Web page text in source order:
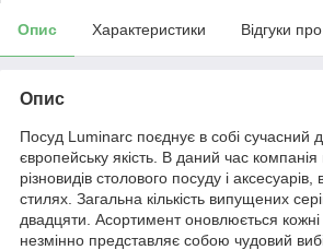
Опис Характеристики Відгуки
Опис
Посуд Luminarc поєднує в собі сучасний
європейську якість. В даний час компанія
різновидів столового посуду і
стилях. Загальна кількість випущених
двадцяти. Асортимент оновлюється кожні
незмінно представляє собою чудовий